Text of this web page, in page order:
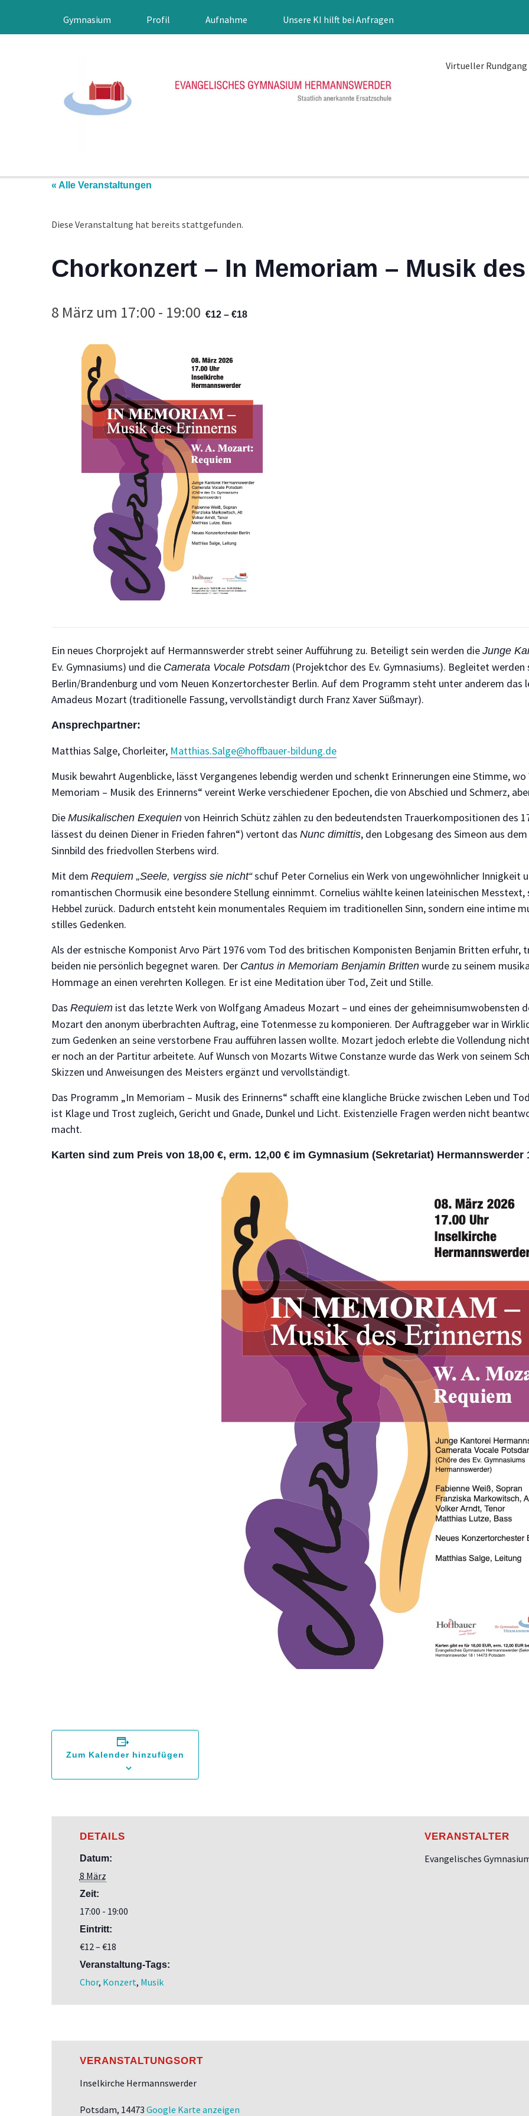
Gymnasium Profil Aufnahme Unsere KI hilft bei Anfragen
Virtueller Rundgang
« Alle Veranstaltungen
Diese Veranstaltung hat bereits stattgefunden.
Chorkonzert – In Memoriam – Musik
8 März um 17:00 - 19:00 €12 – €18
Ein neues Chorprojekt auf Hermannswerder strebt seiner Aufführung zu. Beteiligt sein werden die Junge
Ev. Gymnasiums) und die Camerata Vocale Potsdam (Projektchor des Ev. Gymnasiums). Begleitet
Berlin/Brandenburg und vom Neuen Konzertorchester Berlin. Auf dem Programm steht unter anderem das
Amadeus Mozart (traditionelle Fassung, vervollständigt durch Franz Xaver Süßmayr).
Ansprechpartner:
Matthias Salge, Chorleiter, Matthias.Salge@hoffbauer-bildung.de
Musik bewahrt Augenblicke, lässt Vergangenes lebendig werden und schenkt Erinnerungen eine Stimme,
Memoriam – Musik des Erinnerns“ vereint Werke verschiedener Epochen, die von Abschied und Schmerz,
Die Musikalischen Exequien von Heinrich Schütz zählen zu den bedeutendsten Trauerkompositionen des
lässest du deinen Diener in Frieden fahren“) vertont das Nunc dimittis, den Lobgesang des Simeon aus
Sinnbild des friedvollen Sterbens wird.
Mit dem Requiem „Seele, vergiss sie nicht“schuf Peter Cornelius ein Werk von ungewöhnlicher Innigkeit
romantischen Chormusik eine besondere Stellung einnimmt. Cornelius wählte keinen lateinischen
Hebbel zurück. Dadurch entsteht kein monumentales Requiem im traditionellen Sinn, sondern eine intime
stilles Gedenken.
Als der estnische Komponist Arvo Pärt 1976 vom Tod des britischen Komponisten Benjamin Britten
beiden nie persönlich begegnet waren. Der Cantus in Memoriam Benjamin Britten wurde zu seinem
Hommage an einen verehrten Kollegen. Er ist eine Meditation über Tod, Zeit und Stille.
Das Requiem ist das letzte Werk von Wolfgang Amadeus Mozart – und eines der geheimnisumwobensten
Mozart den anonym überbrachten Auftrag, eine Totenmesse zu komponieren. Der Auftraggeber war in
zum Gedenken an seine verstorbene Frau aufführen lassen wollte. Mozart jedoch erlebte die Vollendung
er noch an der Partitur arbeitete. Auf Wunsch von Mozarts Witwe Constanze wurde das Werk von seinem
Skizzen und Anweisungen des Meisters ergänzt und vervollständigt.
Das Programm „In Memoriam – Musik des Erinnerns“ schafft eine klangliche Brücke zwischen Leben und
ist Klage und Trost zugleich, Gericht und Gnade, Dunkel und Licht. Existenzielle Fragen werden nicht
macht.
Karten sind zum Preis von 18,00 €, erm. 12,00 € im Gymnasium (Sekretariat)
Zum Kalender hinzufügen
DETAILS
Datum:
8 März
Zeit:
17:00 - 19:00
Eintritt:
€12 – €18
Veranstaltung-Tags:
Chor, Konzert, Musik
VERANSTALTER
Evangelisches
VERANSTALTUNGSORT
Inselkirche Hermannswerder
Potsdam, 14473 Google Karte anzeigen